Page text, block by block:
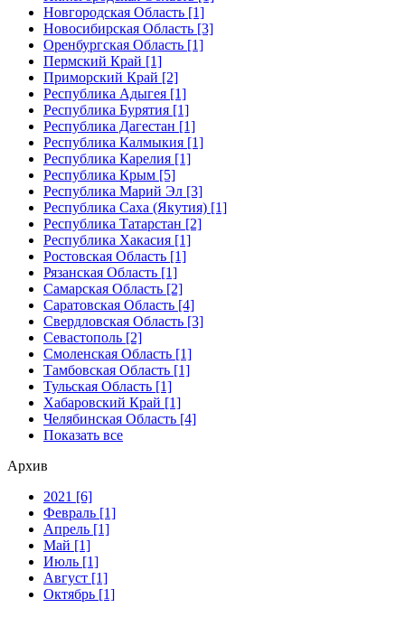
Новгородская Область [1]
Новосибирская Область [3]
Оренбургская Область [1]
Пермский Край [1]
Приморский Край [2]
Республика Адыгея [1]
Республика Бурятия [1]
Республика Дагестан [1]
Республика Калмыкия [1]
Республика Карелия [1]
Республика Крым [5]
Республика Марий Эл [3]
Республика Саха (Якутия) [1]
Республика Татарстан [2]
Республика Хакасия [1]
Ростовская Область [1]
Рязанская Область [1]
Самарская Область [2]
Саратовская Область [4]
Свердловская Область [3]
Севастополь [2]
Смоленская Область [1]
Тамбовская Область [1]
Тульская Область [1]
Хабаровский Край [1]
Челябинская Область [4]
Показать все
Архив
2021 [6]
Февраль [1]
Апрель [1]
Май [1]
Июль [1]
Август [1]
Октябрь [1]